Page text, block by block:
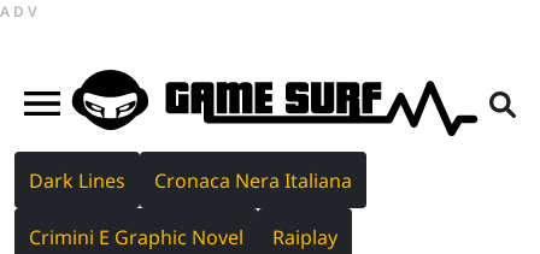
ADV
Dark Lines Cronaca Nera Italiana
Crimini E Graphic Novel Raiplay